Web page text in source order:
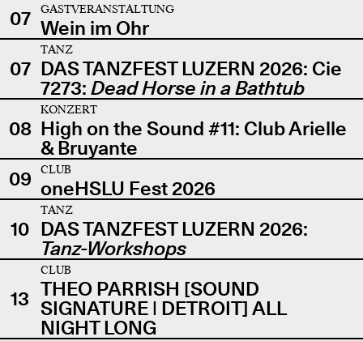
07
GASTVERANSTALTUNG
Wein im Ohr
07
TANZ
DAS TANZFEST LUZERN 2026: Cie
7273: Dead Horse in a Bathtub
08
KONZERT
High on the Sound #11: Club Arielle
& Bruyante
09
CLUB
oneHSLU Fest 2026
10
TANZ
DAS TANZFEST LUZERN 2026:
Tanz-Workshops
13
CLUB
THEO PARRISH [SOUND
SIGNATURE | DETROIT] ALL
NIGHT LONG